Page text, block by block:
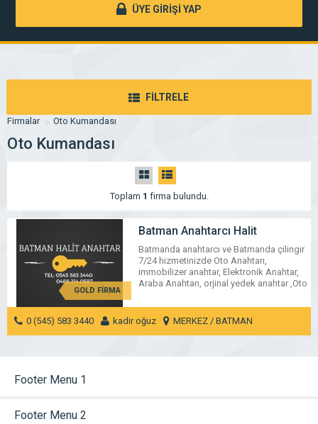
ÜYE GİRİŞİ YAP
FİLTRELE
Firmalar Oto Kumandası
Oto Kumandası
Toplam 1 firma bulundu.
GOLD FİRMA
Batman Anahtarcı Halit
Batmanda anahtarcı ve Batmanda çilingir
7/24 hizmetinizde Oto Anahtarı,
immobilizer anahtar, Elektronik Anahtar,
Araba Anahtarı, orjinal yedek anahtar ,Oto
butonları, orjinal kumanda kapları,
kumanda kılıfları ,Eski anahtarınızı sustalı
(çakılı) anahtara çevirme, kapi kilidi, çelik
0 (545) 583 3440 kadir oğuz MERKEZ / BATMAN
Footer Menu 1
Footer Menu 2